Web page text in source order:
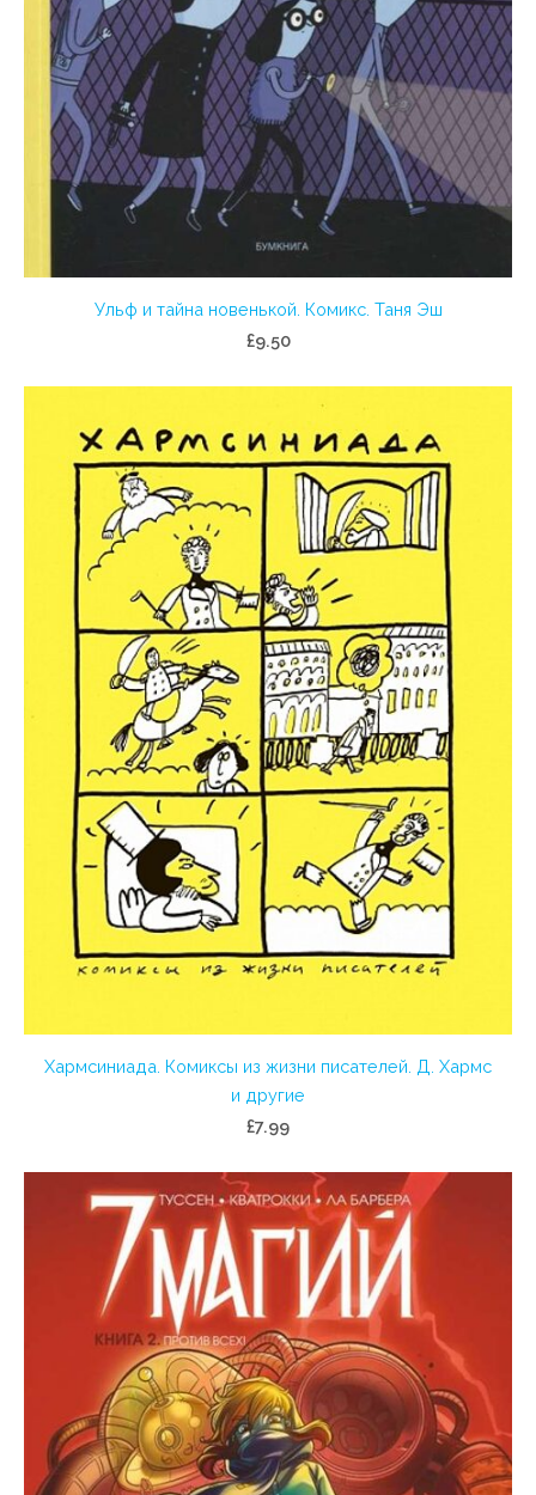
Ульф и тайна новенькой. Комикс. Таня Эш
£9.50
Хармсиниада. Комиксы из жизни писателей. Д. Хармс
и другие
£7.99